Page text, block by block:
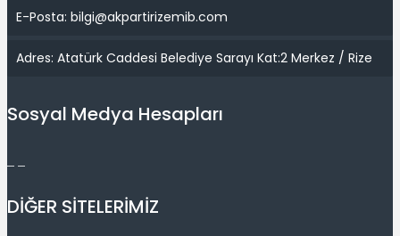
E-Posta: bilgi@akpartirizemib.com
Adres: Atatürk Caddesi Belediye Sarayı Kat:2 Merkez / Rize
Sosyal Medya Hesapları
DİĞER SİTELERİMİZ